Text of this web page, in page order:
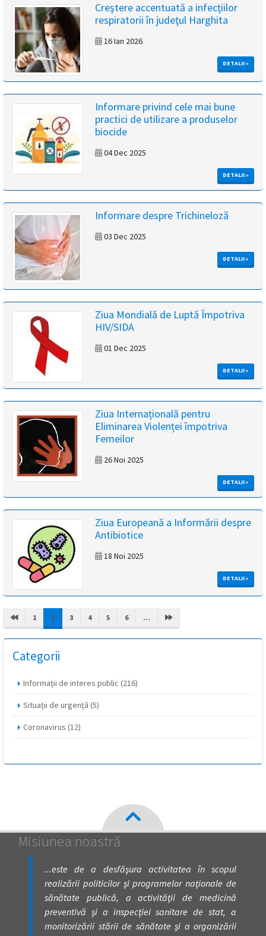
Creştere accentuată a infecţiilor
respiratorii în judeţul Harghita
16 Ian 2026
DETALII »
Informare privind cele mai bune
practici de utilizare a produselor
biocide
04 Dec 2025
DETALII »
Informare despre Trichineloză
03 Dec 2025
DETALII »
Ziua Mondială de Luptă Împotriva
HIV/SIDA
01 Dec 2025
DETALII »
Ziua Internațională pentru
Eliminarea Violenței împotriva
Femeilor
26 Noi 2025
DETALII »
Ziua Europeană a Informării despre
Antibiotice
18 Noi 2025
DETALII »
1 2(CURRENT)
3 4 5 6 ...
Categorii
Informații de interes public (216)
Situații de urgență (5)
Coronavirus (12)
Misiunea noastră
...este de a desfăşura activitatea în scopul
realizării politicilor şi programelor naţionale de
sănătate publică, a activităţii de medicină
preventivă şi a inspecţiei sanitare de stat, a
monitorizării stării de sănătate şi a organizării